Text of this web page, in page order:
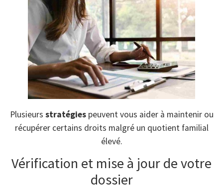
Plusieurs stratégiespeuvent vous aider à maintenir ou
récupérer certains droits malgré un quotient familial
élevé.
Vérification et mise à jour de votre
dossier